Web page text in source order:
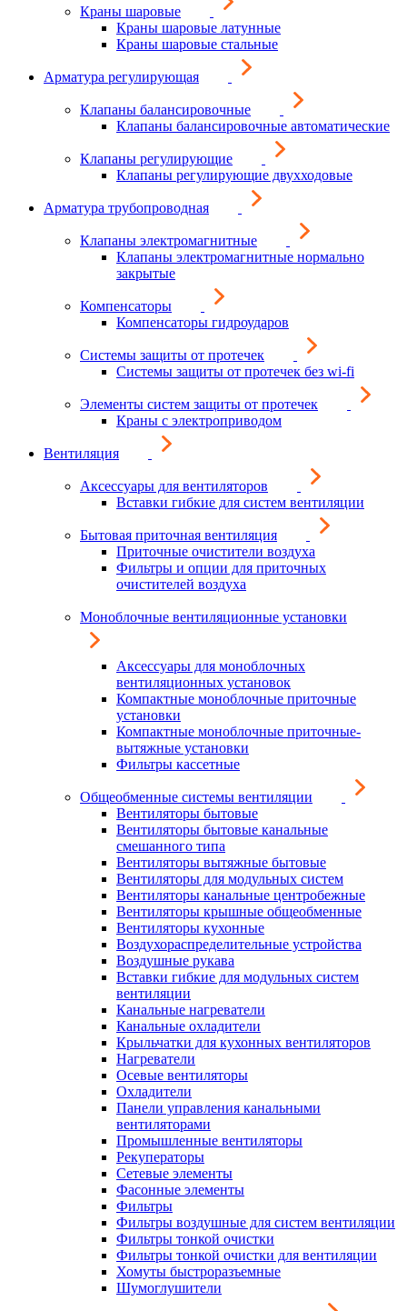
Краны шаровые
Краны шаровые латунные
Краны шаровые стальные
Арматура регулирующая
Клапаны балансировочные
Клапаны балансировочные автоматические
Клапаны регулирующие
Клапаны регулирующие двухходовые
Арматура трубопроводная
Клапаны электромагнитные
Клапаны электромагнитные нормально
закрытые
Компенсаторы
Компенсаторы гидроударов
Системы защиты от протечек
Системы защиты от протечек без wi-fi
Элементы систем защиты от протечек
Краны с электроприводом
Вентиляция
Аксессуары для вентиляторов
Вставки гибкие для систем вентиляции
Бытовая приточная вентиляция
Приточные очистители воздуха
Фильтры и опции для приточных
очистителей воздуха
Моноблочные вентиляционные установки
Аксессуары для моноблочных
вентиляционных установок
Компактные моноблочные приточные
установки
Компактные моноблочные приточные-
вытяжные установки
Фильтры кассетные
Общеобменные системы вентиляции
Вентиляторы бытовые
Вентиляторы бытовые канальные
смешанного типа
Вентиляторы вытяжные бытовые
Вентиляторы для модульных систем
Вентиляторы канальные центробежные
Вентиляторы крышные общеобменные
Вентиляторы кухонные
Воздухораспределительные устройства
Воздушные рукава
Вставки гибкие для модульных систем
вентиляции
Канальные нагреватели
Канальные охладители
Крыльчатки для кухонных вентиляторов
Нагреватели
Осевые вентиляторы
Охладители
Панели управления канальными
вентиляторами
Промышленные вентиляторы
Рекуператоры
Сетевые элементы
Фасонные элементы
Фильтры
Фильтры воздушные для систем вентиляции
Фильтры тонкой очистки
Фильтры тонкой очистки для вентиляции
Хомуты быстроразъемные
Шумоглушители